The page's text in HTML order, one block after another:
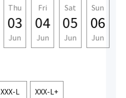
Thu
03
Jun
Fri
04
Jun
Sat
05
Jun
Sun
06
Jun
XXX-L XXX-L+